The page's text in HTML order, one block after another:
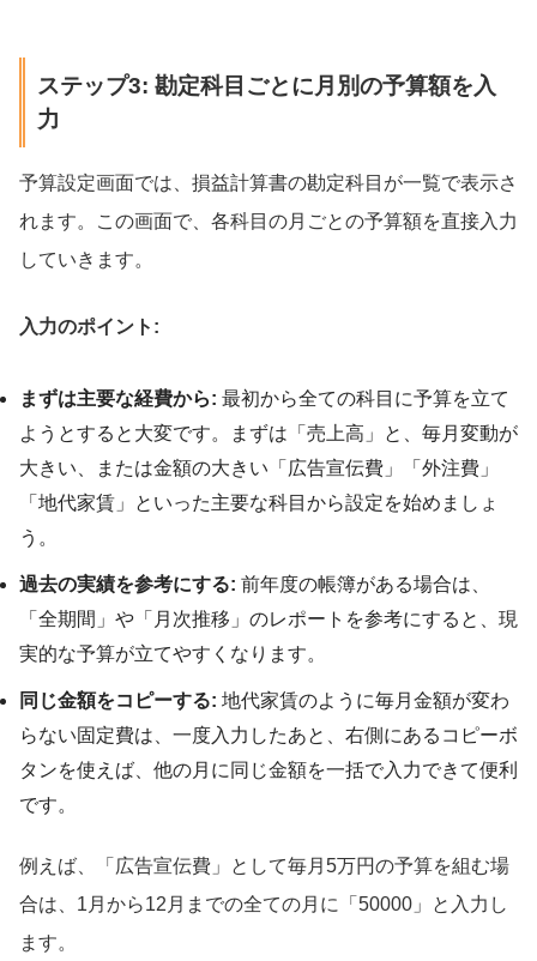
ステップ3: 勘定科目ごとに月別の予算額を入
力
予算設定画面では、損益計算書の勘定科目が一覧で表示さ
れます。この画面で、各科目の月ごとの予算額を直接入力
していきます。
入力のポイント:
まずは主要な経費から: 最初から全ての科目に予算を立て
ようとすると大変です。まずは「売上高」と、毎月変動が
大きい、または金額の大きい「広告宣伝費」「外注費」
「地代家賃」といった主要な科目から設定を始めましょ
う。
過去の実績を参考にする: 前年度の帳簿がある場合は、
「全期間」や「月次推移」のレポートを参考にすると、現
実的な予算が立てやすくなります。
同じ金額をコピーする: 地代家賃のように毎月金額が変わ
らない固定費は、一度入力したあと、右側にあるコピーボ
タンを使えば、他の月に同じ金額を一括で入力できて便利
です。
例えば、「広告宣伝費」として毎月5万円の予算を組む場
合は、1月から12月までの全ての月に「50000」と入力し
ます。